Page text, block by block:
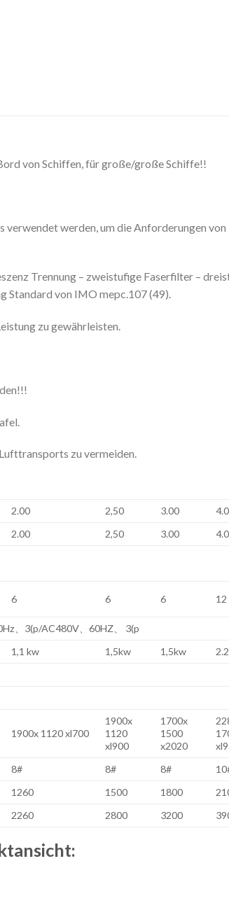
von Schiffen, für große/große Schiffe!!
werden, um die Anforderungen
Trennung – zweistufige Faserfilter –
Standard von IMO mepc.107 (49).
zu gewährleisten.
zu vermeiden.
2.00 2,50 3.00
2.00 2,50 3.00
6 6 6 12
、3(p/AC480V、60HZ、 3(p
1,1 kw 1,5kw 1,5kw
1900x 1120 xl700
1900x
1120
xl900
1700x
1500
x2020
8# 8# 8#
1260 1500 1800
2260 2800 3200